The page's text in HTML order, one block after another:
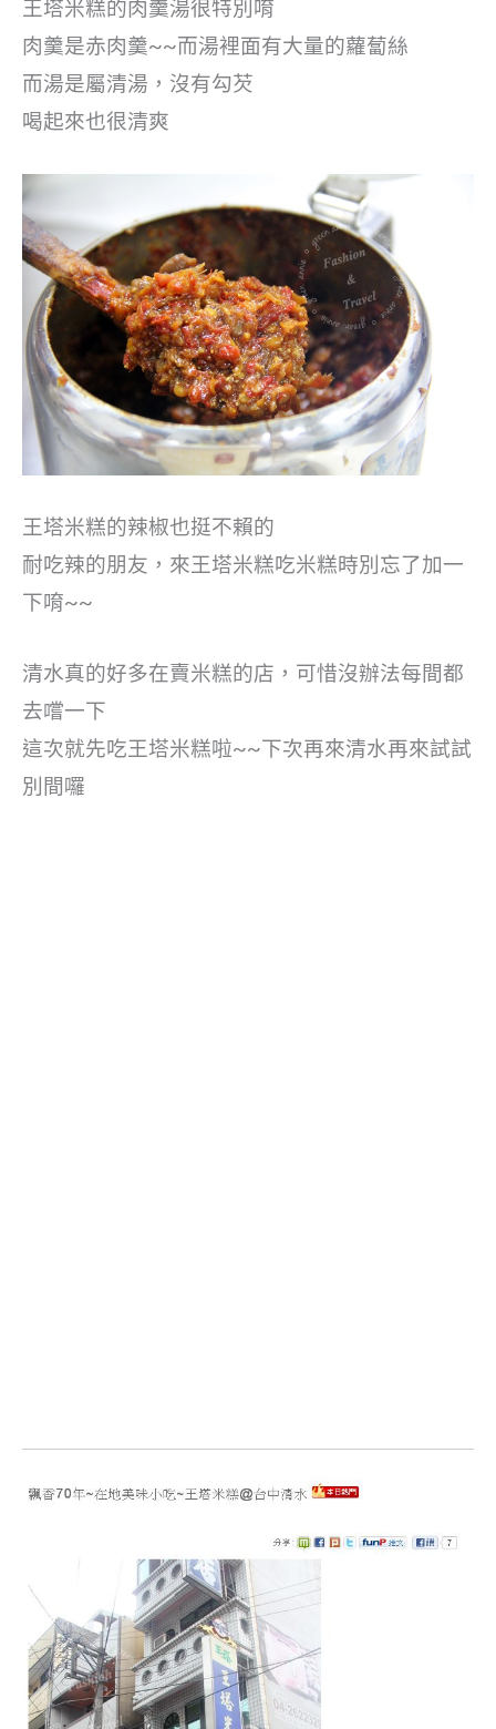
王塔米糕的肉羹湯很特別唷
肉羹是赤肉羹~~而湯裡面有大量的蘿蔔絲
而湯是屬清湯，沒有勾芡
喝起來也很清爽
王塔米糕的辣椒也挺不賴的
耐吃辣的朋友，來王塔米糕吃米糕時別忘了加一
下唷~~
清水真的好多在賣米糕的店，可惜沒辦法每間都
去嚐一下
這次就先吃王塔米糕啦~~下次再來清水再來試試
別間囉